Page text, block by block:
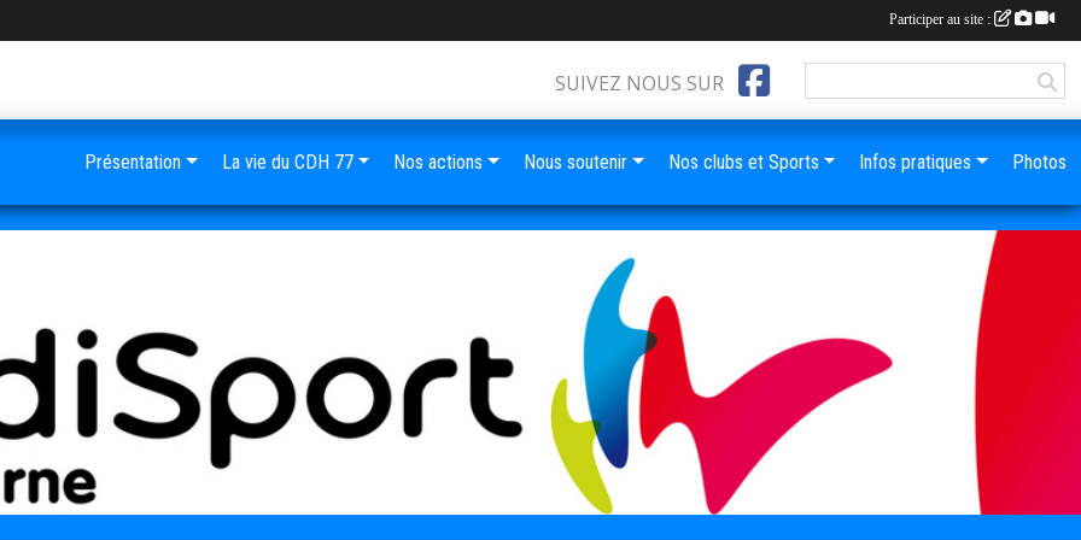
SUIVEZ NOUS SUR
Présentation La vie du CDH 77 Nos actions Nous soutenir Nos clubs et Sports Infos pratiques Photos
Participer au site :